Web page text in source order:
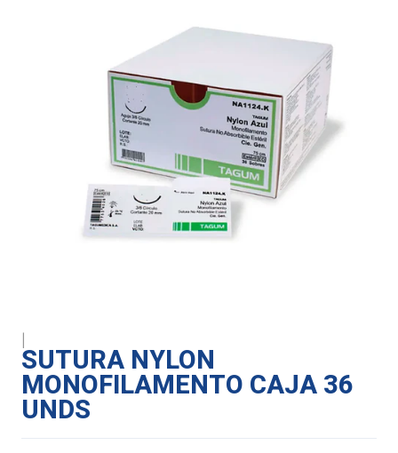
SUTURA NYLON
MONOFILAMENTO CAJA 36
UNDS